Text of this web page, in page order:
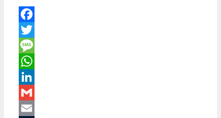
Facebook
Twitter
Message
WhatsApp
LinkedIn
Gmail